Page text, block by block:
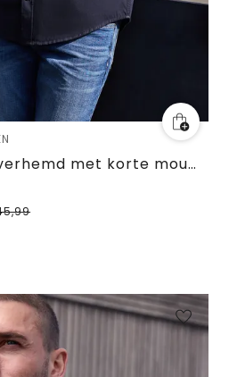
Bedford overhemd met korte mouwen en zak